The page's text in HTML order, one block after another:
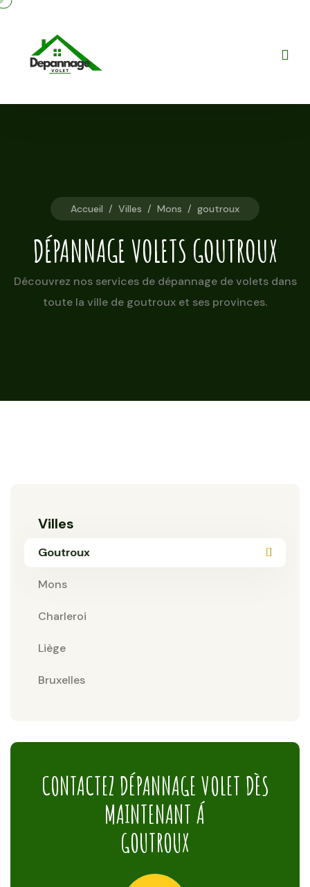
Accueil / Villes / Mons / goutroux
DÉPANNAGE VOLETS GOUTROUX
Découvrez nos services de dépannage de volets dans
toute la ville de goutroux et ses provinces.
Villes
Goutroux
Mons
Charleroi
Liège
Bruxelles
CONTACTEZ DÉPANNAGE VOLET DÈS
MAINTENANT Á
GOUTROUX